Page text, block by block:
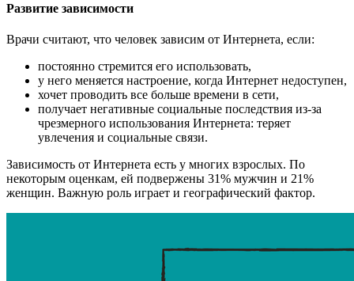
Развитие зависимости
Врачи считают, что человек зависим от Интернета, если:
постоянно стремится его использовать,
у него меняется настроение, когда Интернет недоступен,
хочет проводить все больше времени в сети,
получает негативные социальные последствия из-за
чрезмерного использования Интернета: теряет
увлечения и социальные связи.
Зависимость от Интернета есть у многих взрослых. По
некоторым оценкам, ей подвержены 31% мужчин и 21%
женщин. Важную роль играет и географический фактор.